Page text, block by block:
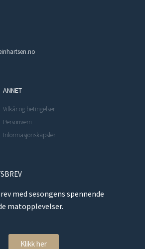
ANNET
Vilkår og betingelser
Personvern
Informasjonskapsler
med sesongens spennende
matopplevelser.
Klikk her